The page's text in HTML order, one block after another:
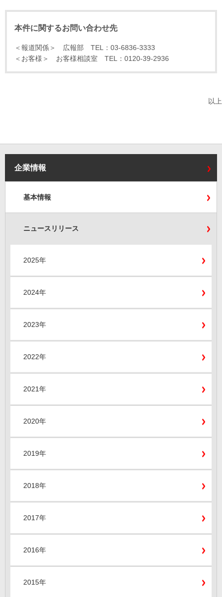
本件に関するお問い合わせ先
＜報道関係＞ 広報部 TEL：03-6836-3333
＜お客様＞ お客様相談室 TEL：0120-39-2936
以上
企業情報
基本情報
ニュースリリース
2025年
2024年
2023年
2022年
2021年
2020年
2019年
2018年
2017年
2016年
2015年